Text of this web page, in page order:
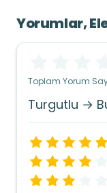
Yorumlar,
Toplam Yorum
Turgutlu →